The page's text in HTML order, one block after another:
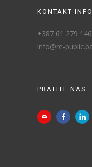
KONTAKT INFO
+387 61 279 146
info@re-
PRATITE NAS